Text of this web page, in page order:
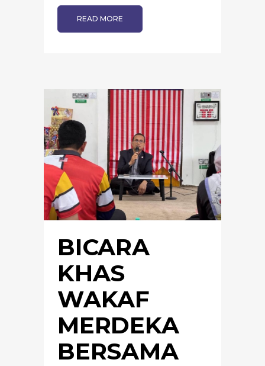
READ MORE
BICARA
KHAS
WAKAF
MERDEKA
BERSAMA